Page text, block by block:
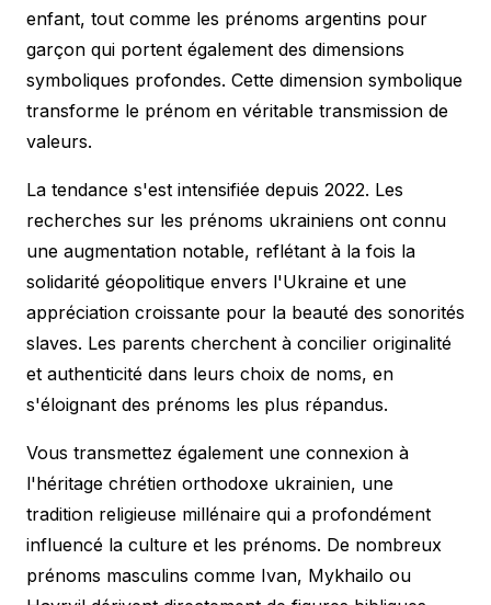
enfant, tout comme les prénoms argentins pour
garçon qui portent également des dimensions
symboliques profondes. Cette dimension symbolique
transforme le prénom en véritable transmission de
valeurs.
La tendance s'est intensifiée depuis 2022. Les
recherches sur les prénoms ukrainiens ont connu
une augmentation notable, reflétant à la fois la
solidarité géopolitique envers l'Ukraine et une
appréciation croissante pour la beauté des sonorités
slaves. Les parents cherchent à concilier originalité
et authenticité dans leurs choix de noms, en
s'éloignant des prénoms les plus répandus.
Vous transmettez également une connexion à
l'héritage chrétien orthodoxe ukrainien, une
tradition religieuse millénaire qui a profondément
influencé la culture et les prénoms. De nombreux
prénoms masculins comme Ivan, Mykhailo ou